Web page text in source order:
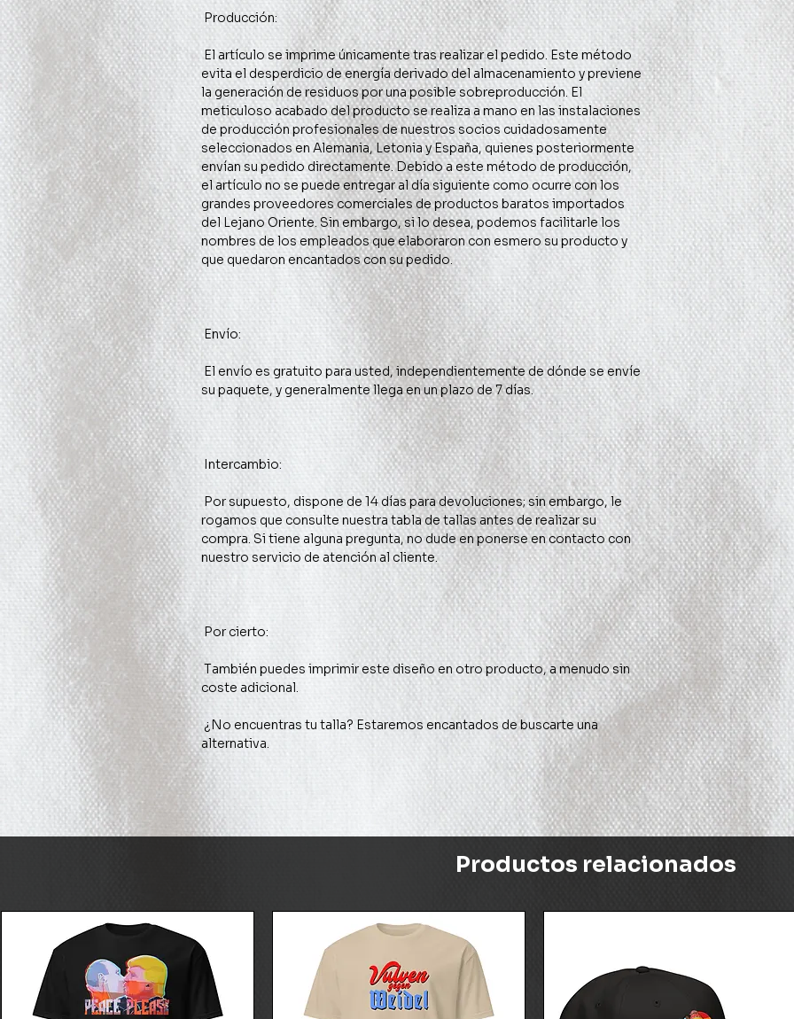
El artículo se imprime únicamente tras realizar el pedido. Este método
evita el desperdicio de energía derivado del almacenamiento y previene
la generación de residuos por una posible sobreproducción. El
meticuloso acabado del producto se realiza a mano en las instalaciones
de producción profesionales de nuestros socios cuidadosamente
seleccionados en Alemania, Letonia y España, quienes posteriormente
envían su pedido directamente. Debido a este método de producción,
el artículo no se puede entregar al día siguiente como ocurre con los
grandes proveedores comerciales de productos baratos importados
del Lejano Oriente. Sin embargo, si lo desea, podemos facilitarle los
nombres de los empleados que elaboraron con esmero su producto y
rogamos que consulte nuestra tabla de tallas antes de realizar su
compra. Si tiene alguna pregunta, no dude en ponerse en contacto con
¿No encuentras tu talla? Estaremos encantados de buscarte una
alternativa.
Productos relacionados